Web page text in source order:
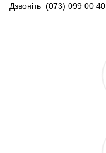
Дзвоніть (073) 099 00 40